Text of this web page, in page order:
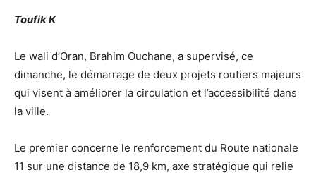
Toufik K
Le wali d’Oran, Brahim Ouchane, a supervisé, ce
dimanche, le démarrage de deux projets routiers majeurs
qui visent à améliorer la circulation et l’accessibilité dans
la ville.
Le premier concerne le renforcement du Route nationale
11 sur une distance de 18,9 km, axe stratégique qui relie